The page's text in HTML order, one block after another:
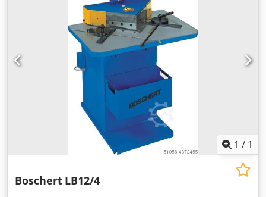
1 / 1
Boschert LB12/4